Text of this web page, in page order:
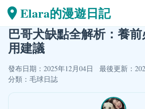
Elara的漫遊日記
巴哥犬缺點全解析：養
用建議
發布日期：2025年12月04日
最後更新：
分類： 毛球日誌